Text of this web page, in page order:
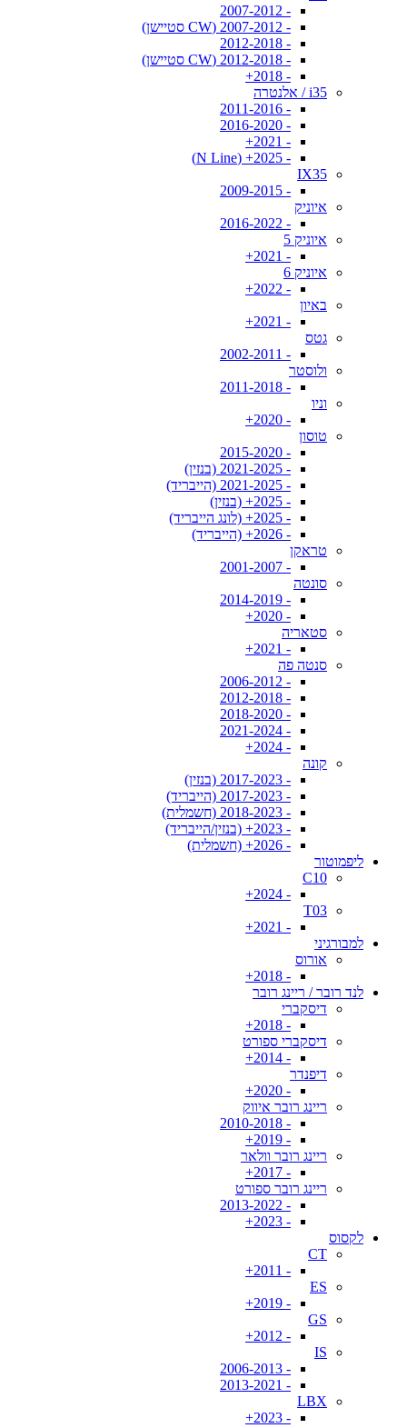
- 2007-2012
- 2007-2012 (CW סטיישן)
- 2012-2018
- 2012-2018 (CW סטיישן)
- 2018+
i35 / אלנטרה
- 2011-2016
- 2016-2020
- 2021+
- 2025+ (N Line)
IX35
- 2009-2015
איוניק
- 2016-2022
איוניק 5
- 2021+
איוניק 6
- 2022+
באיון
- 2021+
גטס
- 2002-2011
ולוסטר
- 2011-2018
וניו
- 2020+
טוסון
- 2015-2020
- 2021-2025 (בנזין)
- 2021-2025 (הייבריד)
- 2025+ (בנזין)
- 2025+ (לונג הייבריד)
- 2026+ (הייבריד)
טראקן
- 2001-2007
סונטה
- 2014-2019
- 2020+
סטאריה
- 2021+
סנטה פה
- 2006-2012
- 2012-2018
- 2018-2020
- 2021-2024
- 2024+
קונה
- 2017-2023 (בנזין)
- 2017-2023 (הייבריד)
- 2018-2023 (חשמלית)
- 2023+ (בנזין/הייבריד)
- 2026+ (חשמלית)
ליפמוטור
C10
- 2024+
T03
- 2021+
למבורגיני
אורוס
- 2018+
לנד רובר / ריינג רובר
דיסקברי
- 2018+
דיסקברי ספורט
- 2014+
דיפנדר
- 2020+
ריינג רובר איווק
- 2010-2018
- 2019+
ריינג רובר וולאר
- 2017+
ריינג רובר ספורט
- 2013-2022
- 2023+
לקסוס
CT
- 2011+
ES
- 2019+
GS
- 2012+
IS
- 2006-2013
- 2013-2021
LBX
- 2023+